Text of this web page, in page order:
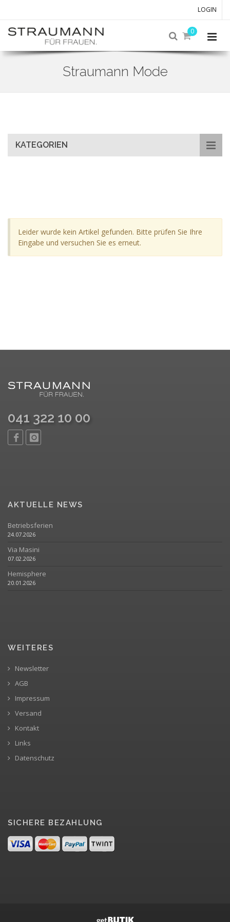
LOGIN
0
Straumann Mode
KATEGORIEN
Leider wurde kein Artikel gefunden. Bitte prüfen Sie Ihre
Eingabe und versuchen Sie es erneut.
041 322 10 00
AKTUELLE NEWS
Betriebsferien
24.07.2026
Via Masini
07.02.2026
Hemisphere
20.01.2026
WEITERES
Newsletter
AGB
Impressum
Versand
Kontakt
Links
Datenschutz
SICHERE BEZAHLUNG